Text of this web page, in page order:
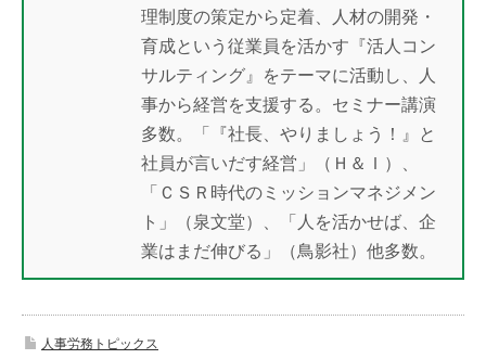
理制度の策定から定着、人材の開発・
育成という従業員を活かす『活人コン
サルティング』をテーマに活動し、人
事から経営を支援する。セミナー講演
多数。「『社長、やりましょう！』と
社員が言いだす経営」（Ｈ＆Ｉ）、
「ＣＳＲ時代のミッションマネジメン
ト」（泉文堂）、「人を活かせば、企
業はまだ伸びる」（鳥影社）他多数。
人事労務トピックス